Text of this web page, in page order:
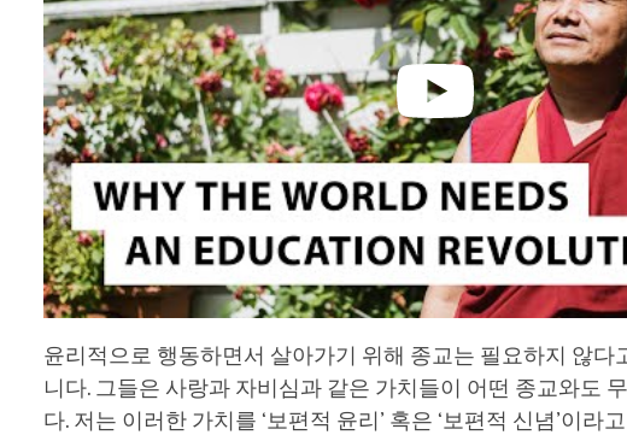
윤리적으로 행동하면서 살아가기 위해 종교는 필요하지 않다
니다. 그들은 사랑과 자비심과 같은 가치들이 어떤 종교와도
다. 저는 이러한 가치를 ‘보편적 윤리’ 혹은 ‘보편적 신념’이라